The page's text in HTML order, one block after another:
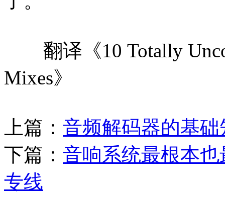
翻译《10 Totally
Mixes》
上篇： 音频解码器的基础
下篇： 音响系统最根本
专线